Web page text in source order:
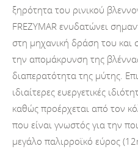
ξηρότητα του ρινικού
FREZYMAR ενυδατώνει
στη μηχανική δράση του και
την απομάκρυνση της
διαπερατότητα της μύτης.
ιδιαίτερες ευεργετικές
καθώς προέρχεται από τον
που είναι γνωστός για την
μεγάλο παλιρροϊκό εύρος